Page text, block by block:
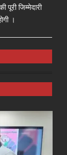
पूरी जिम्मेदारी
।